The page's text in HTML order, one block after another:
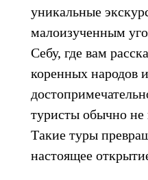
уникальные
малоизученным
Себу, где вам
коренных народов
туристы обычно
Такие туры
настоящее